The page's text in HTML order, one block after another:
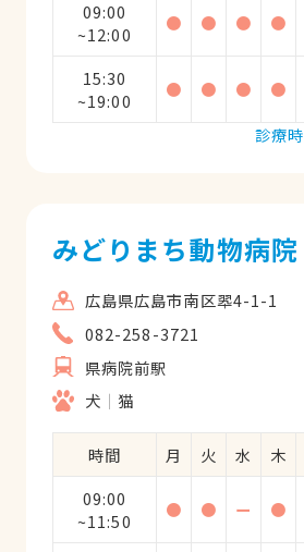
09:00
~12:00
● ● ● ●
15:30
~19:00
● ● ● ●
診療
みどりまち動物病院
広島県広島市南区翆4-1-1
082-258-3721
県病院前駅
犬
猫
時間 月 火 水 木
09:00
~11:50
● ● ー ●